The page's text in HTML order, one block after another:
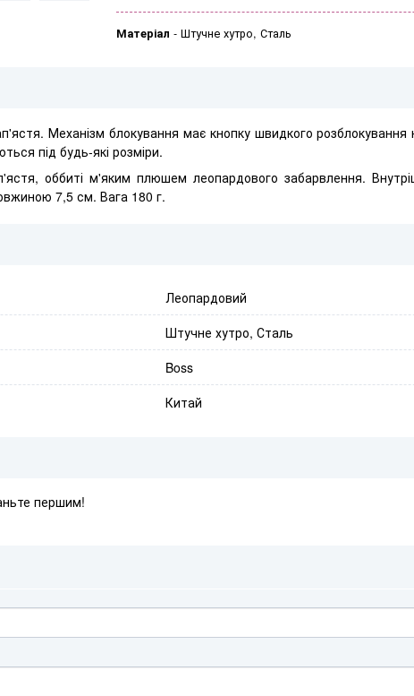
Матеріал - Штучне хутро, Сталь
Механізм блокування має кнопку швидкого
під будь-які розміри.
оббиті м'яким плюшем леопардового забарвлення.
7,5 см. Вага 180 г.
Леопардовий
Штучне хутро, Сталь
Boss
Китай
першим!